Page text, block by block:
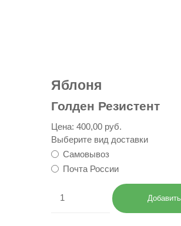
Яблоня
Голден Резистент
Цена: 400,00 руб.
Выберите вид доставки
Самовывоз
Почта России